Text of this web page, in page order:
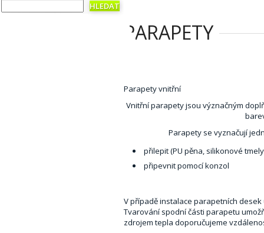
PARAPETY
Parapety vnitřní
Vnitřní parapety jsou význačným
Parapety se vyznačují
přilepit (PU pěna, silikonové
připevnit pomocí konzol
V případě instalace parapetních
Tvarování spodní části parapetu
zdrojem tepla doporučujeme